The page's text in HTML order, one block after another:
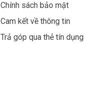
Chính sách bảo mật
Cam kết về thông tin
Trả góp qua thẻ tín dụng